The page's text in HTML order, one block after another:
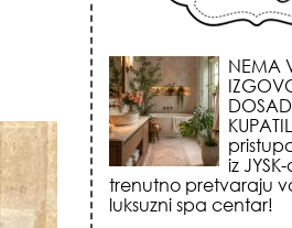
STILISTI
OVI
skupo na svačijim